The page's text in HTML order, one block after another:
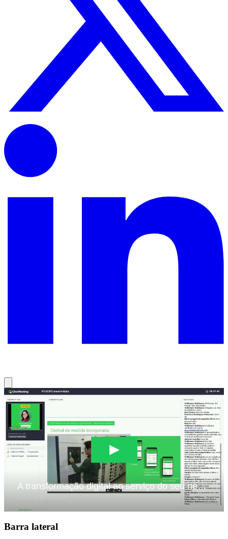
Barra lateral